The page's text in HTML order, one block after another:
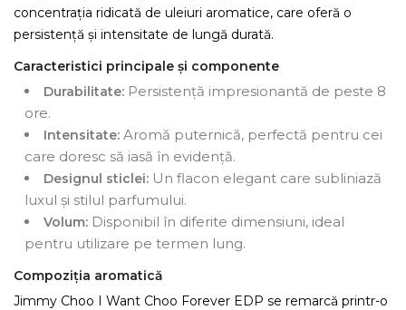
concentrația ridicată de uleiuri aromatice, care oferă o
persistență și intensitate de lungă durată.
Caracteristici principale și componente
Durabilitate: Persistență impresionantă de peste 8
ore.
Intensitate: Aromă puternică, perfectă pentru cei
care doresc să iasă în evidență.
Designul sticlei: Un flacon elegant care subliniază
luxul și stilul parfumului.
Volum: Disponibil în diferite dimensiuni, ideal
pentru utilizare pe termen lung.
Compoziția aromatică
Jimmy Choo I Want Choo Forever EDP se remarcă printr-o